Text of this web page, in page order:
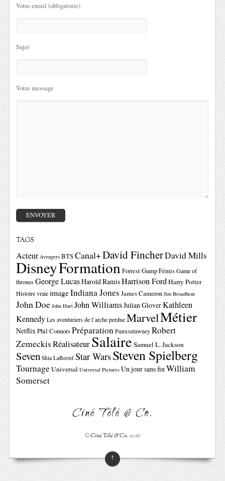
Votre email (obligatoire)
Sujet
Votre message
TAGS
Acteur Avengers BTSCanal+David FincherDavid Mills
DisneyFormationForrest GumpFémis Game of
thrones George LucasHarold RamisHarrison FordHarry Potter
Histoire vraie imageIndiana Jones James Cameron Jim Broadbent
John Doe John Hurt John WilliamsJulian GloverKathleen
Kennedy Les aventuriers de l’arche perdue MarvelMétier
NetflixPhil ConnorsPréparation Punxsutawney Robert
ZemeckisRéalisateurSalaire Samuel L. Jackson
Seven Shia LaBeouf Star WarsSteven Spielberg
TournageUniversal Universal Pictures Un jour sans finWilliam
Somerset
Ciné Télé & Co.
©Ciné Télé & Co.2026
↑